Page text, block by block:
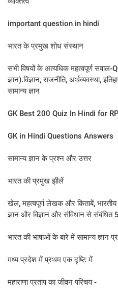
important question in hindi
भारत के प्रमुख शोध संस्थान
सभी विषयों के अत्यधिक महत्वपूर्ण सवाल-
ज्ञान).विज्ञान, राजनीति, अर्थव्यवस्था,
सामान्य ज्ञान
GK Best 200 Quiz In Hindi for
GK in Hindi Questions Answers
सामान्य ज्ञान के प्रश्न और उत्तर
भारत की प्रमुख झीलें
खेल, महत्वपूर्ण लेखक और किताबें, भारतीय
ज्ञान और विज्ञान और संविधान से
भारत की भाषाओं के बारे में सामान्य ज्ञान
मध्य प्रदेश में प्रथम एक दृष्टि में
महाराणा प्रताप का जीवन प‍रिचय -